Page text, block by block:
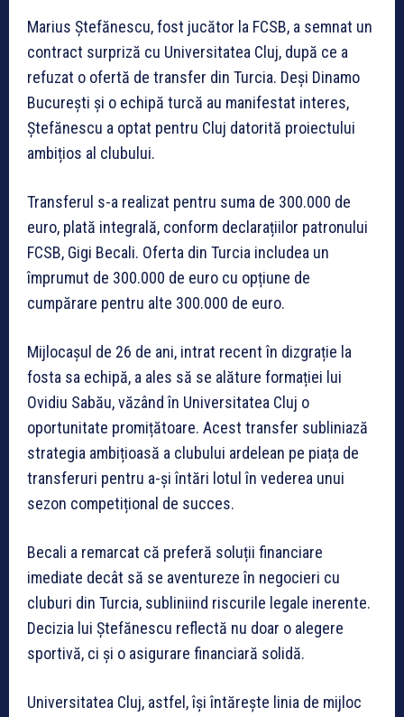
Marius Ștefănescu, fost jucător la FCSB, a semnat un
contract surpriză cu Universitatea Cluj, după ce a
refuzat o ofertă de transfer din Turcia. Deși Dinamo
București și o echipă turcă au manifestat interes,
Ștefănescu a optat pentru Cluj datorită proiectului
ambițios al clubului.
Transferul s-a realizat pentru suma de 300.000 de
euro, plată integrală, conform declarațiilor patronului
FCSB, Gigi Becali. Oferta din Turcia includea un
împrumut de 300.000 de euro cu opțiune de
cumpărare pentru alte 300.000 de euro.
Mijlocașul de 26 de ani, intrat recent în dizgrație la
fosta sa echipă, a ales să se alăture formației lui
Ovidiu Sabău, văzând în Universitatea Cluj o
oportunitate promițătoare. Acest transfer subliniază
strategia ambițioasă a clubului ardelean pe piața de
transferuri pentru a-și întări lotul în vederea unui
sezon competițional de succes.
Becali a remarcat că preferă soluții financiare
imediate decât să se aventureze în negocieri cu
cluburi din Turcia, subliniind riscurile legale inerente.
Decizia lui Ștefănescu reflectă nu doar o alegere
sportivă, ci și o asigurare financiară solidă.
Universitatea Cluj, astfel, își întărește linia de mijloc